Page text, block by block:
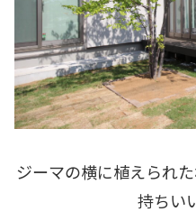
ジーマの横に植えられ
持ちい